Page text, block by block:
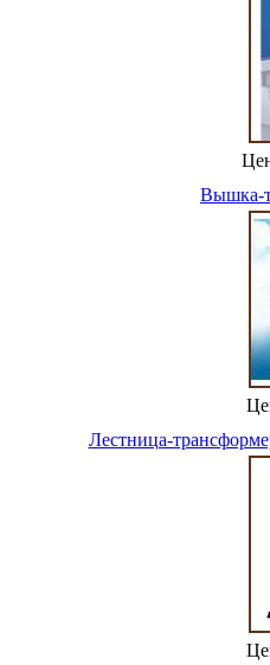
Вышка-
Лестница-